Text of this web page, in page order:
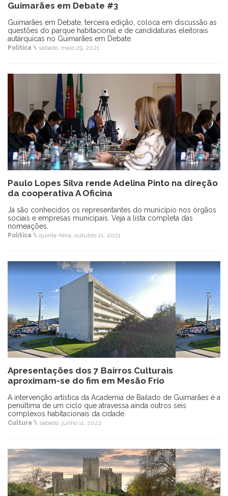
Guimarães em Debate #3
Guimarães em Debate, terceira edição, coloca em discussão as
questões do parque habitacional e de candidaturas eleitorais
autárquicas no Guimarães em Debate.
Política \ sábado, maio 29, 2021
Paulo Lopes Silva rende Adelina Pinto na direção
da cooperativa A Oficina
Já são conhecidos os representantes do município nos órgãos
sociais e empresas municipais. Veja a lista completa das
nomeações.
Política \ quinta-feira, outubro 21, 2021
Apresentações dos 7 Bairros Culturais
aproximam-se do fim em Mesão Frio
A intervenção artística da Academia de Bailado de Guimarães é a
penúltima de um ciclo que atravessa ainda outros seis
complexos habitacionais da cidade.
Cultura \ sábado, junho 11, 2022